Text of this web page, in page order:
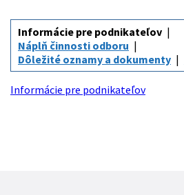
Informácie pre podnikateľov
Náplň činnosti odboru
Dôležité oznamy a dokumenty
Informácie pre podnikateľov